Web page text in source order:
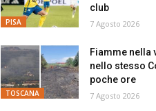
PISA
club
7 Agosto 2026
TOSCANA
Fiamme nella
nello stesso
poche ore
7 Agosto 2026